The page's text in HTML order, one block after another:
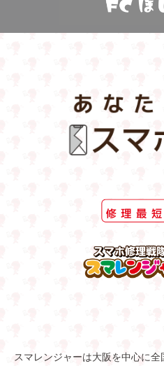
スマレンジャーは大阪を中心に